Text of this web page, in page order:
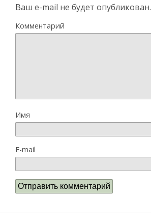
Ваш e-mail не будет опубликован.
Комментарий
Имя
E-mail